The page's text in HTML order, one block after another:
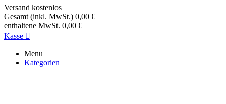
Versand kostenlos
Gesamt (inkl. MwSt.) 0,00 €
enthaltene MwSt. 0,00 €
Kasse 
Menu
Kategorien